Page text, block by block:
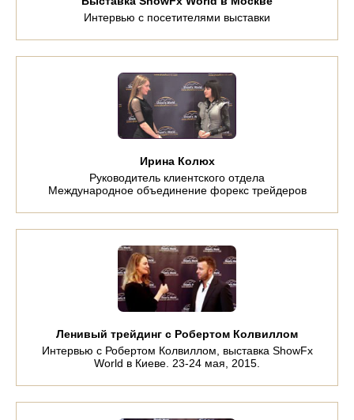
Интервью с посетителями выставки
Ирина Колюх
Руководитель клиентского отдела
Международное объединение форекс трейдеров
Ленивый трейдинг с Робертом Колвиллом
Интервью с Робертом Колвиллом, выставка ShowFx
World в Киеве. 23-24 мая, 2015.